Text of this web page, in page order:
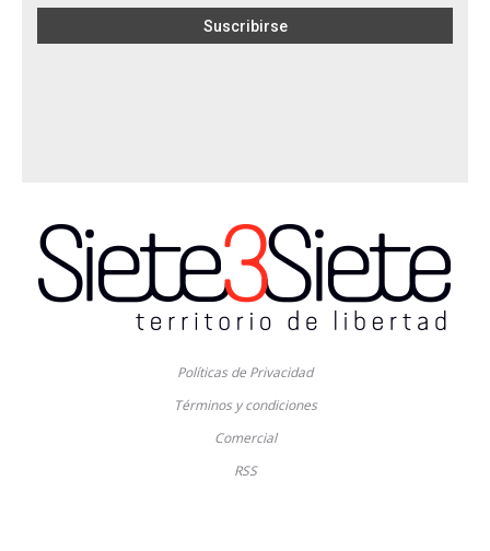
Políticas de Privacidad
Términos y condiciones
Comercial
RSS